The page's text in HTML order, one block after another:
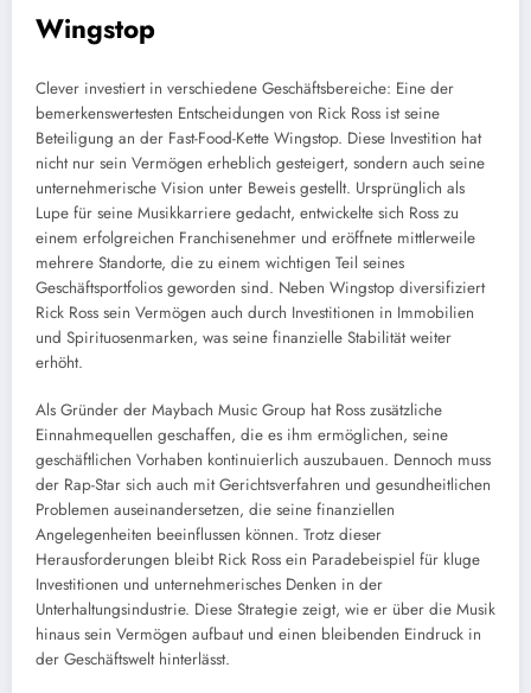
Wingstop
Clever investiert in verschiedene Geschäftsbereiche: Eine der
bemerkenswertesten Entscheidungen von Rick Ross ist seine
Beteiligung an der Fast-Food-Kette Wingstop. Diese Investition hat
nicht nur sein Vermögen erheblich gesteigert, sondern auch seine
unternehmerische Vision unter Beweis gestellt. Ursprünglich als
Lupe für seine Musikkarriere gedacht, entwickelte sich Ross zu
einem erfolgreichen Franchisenehmer und eröffnete mittlerweile
mehrere Standorte, die zu einem wichtigen Teil seines
Geschäftsportfolios geworden sind. Neben Wingstop diversifiziert
Rick Ross sein Vermögen auch durch Investitionen in Immobilien
und Spirituosenmarken, was seine finanzielle Stabilität weiter
erhöht.
Als Gründer der Maybach Music Group hat Ross zusätzliche
Einnahmequellen geschaffen, die es ihm ermöglichen, seine
geschäftlichen Vorhaben kontinuierlich auszubauen. Dennoch muss
der Rap-Star sich auch mit Gerichtsverfahren und gesundheitlichen
Problemen auseinandersetzen, die seine finanziellen
Angelegenheiten beeinflussen können. Trotz dieser
Herausforderungen bleibt Rick Ross ein Paradebeispiel für kluge
Investitionen und unternehmerisches Denken in der
Unterhaltungsindustrie. Diese Strategie zeigt, wie er über die Musik
hinaus sein Vermögen aufbaut und einen bleibenden Eindruck in
der Geschäftswelt hinterlässt.